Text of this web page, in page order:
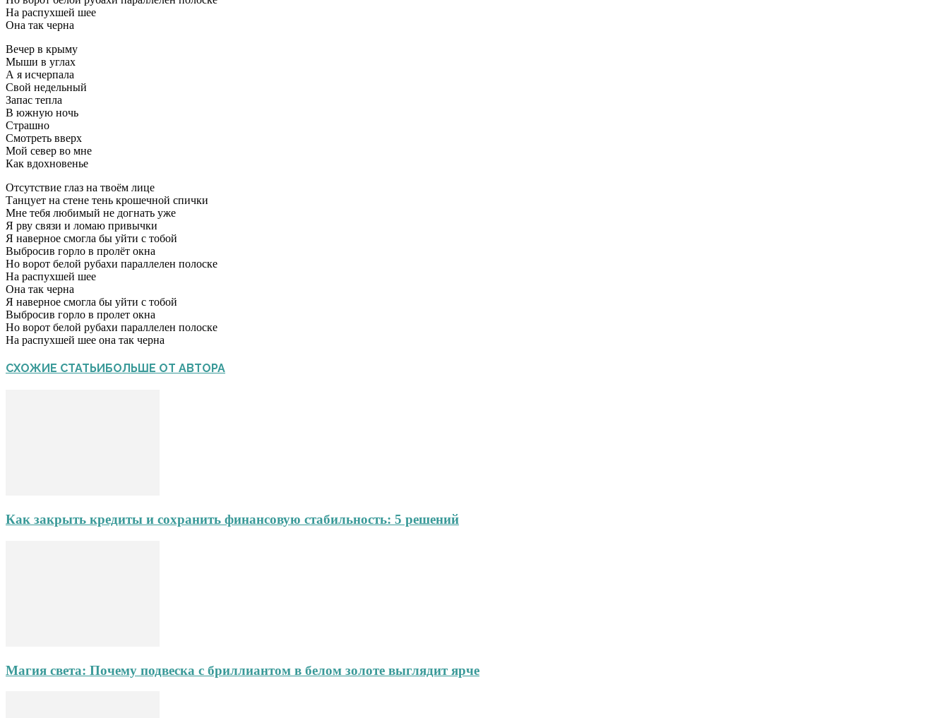
На распухшей шее
Она так черна
Вечер в крыму
Мыши в углах
А я исчерпала
Свой недельный
Запас тепла
В южную ночь
Страшно
Смотреть вверх
Мой север во мне
Как вдохновенье
Отсутствие глаз на твоём лице
Танцует на стене тень крошечной спички
Мне тебя любимый не догнать уже
Я рву связи и ломаю привычки
Я наверное смогла бы уйти с тобой
Выбросив горло в пролёт окна
Но ворот белой рубахи параллелен полоске
На распухшей шее
Она так черна
Я наверное смогла бы уйти с тобой
Выбросив горло в пролет окна
Но ворот белой рубахи параллелен полоске
На распухшей шее она так черна
СХОЖИЕ СТАТЬИБОЛЬШЕ ОТ АВТОРА
Как закрыть кредиты и сохранить финансовую стабильность: 5 решений
Магия света: Почему подвеска с бриллиантом в белом золоте выглядит ярче